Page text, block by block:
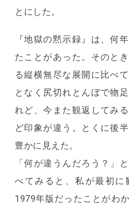
とにした。
『地獄の黙示録』は、何
たことがあった。そのと
る縦横無尽な展開に比べ
となく尻切れとんぼで物
れど、今また観返してみ
ど印象が違う。とくに後
豊かに見えた。
「何が違うんだろう？」
べてみると、私が最初に
1979年版だったことがわ